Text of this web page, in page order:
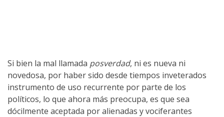
Si bien la mal llamada posverdad, ni es nueva ni
novedosa, por haber sido desde tiempos inveterados
instrumento de uso recurrente por parte de los
políticos, lo que ahora más preocupa, es que sea
dócilmente aceptada por alienadas y vociferantes